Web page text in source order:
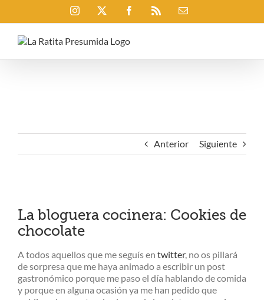
Instagram Facebook
Correo
Anterior Siguiente
imagen
más
grande
La bloguera cocinera: Cookies de
chocolate
A todos aquellos que me seguís en twitter, no os pillará
de sorpresa que me haya animado a escribir un post
gastronómico porque me paso el día hablando de comida
y porque en alguna ocasión ya me han pedido que